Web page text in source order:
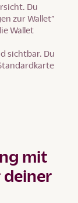
Du
zur Wallet”
Wallet
sichtbar. Du
mit
deiner